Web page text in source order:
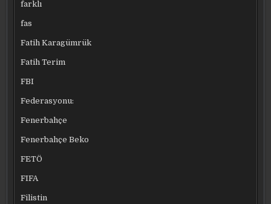
farklı
fas
Fatih Karagümrük
Fatih Terim
FBI
Federasyonu:
Fenerbahçe
Fenerbahçe Beko
FETÖ
FIFA
Filistin